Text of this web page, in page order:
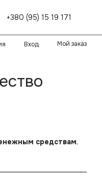
+380 (95) 15 19 171
Вход Мой заказ
средствам,